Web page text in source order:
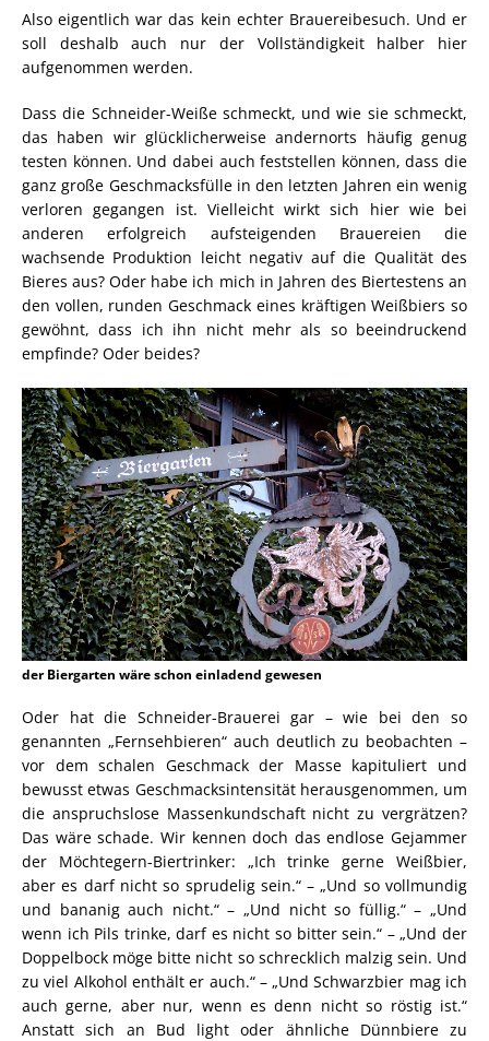
Also eigentlich war das kein echter Brauereibesuch. Und er
soll deshalb auch nur der Vollständigkeit halber hier
aufgenommen werden.
Dass die Schneider-Weiße schmeckt, und wie sie schmeckt,
das haben wir glücklicherweise andernorts häufig genug
testen können. Und dabei auch feststellen können, dass die
ganz große Geschmacksfülle in den letzten Jahren ein wenig
verloren gegangen ist. Vielleicht wirkt sich hier wie bei
anderen erfolgreich aufsteigenden Brauereien die
wachsende Produktion leicht negativ auf die Qualität des
Bieres aus? Oder habe ich mich in Jahren des Biertestens an
den vollen, runden Geschmack eines kräftigen Weißbiers so
gewöhnt, dass ich ihn nicht mehr als so beeindruckend
empfinde? Oder beides?
der Biergarten wäre schon einladend gewesen
Oder hat die Schneider-Brauerei gar – wie bei den so
genannten „Fernsehbieren“ auch deutlich zu beobachten –
vor dem schalen Geschmack der Masse kapituliert und
bewusst etwas Geschmacksintensität herausgenommen, um
die anspruchslose Massenkundschaft nicht zu vergrätzen?
Das wäre schade. Wir kennen doch das endlose Gejammer
der Möchtegern-Biertrinker: „Ich trinke gerne Weißbier,
aber es darf nicht so sprudelig sein.“ – „Und so vollmundig
und bananig auch nicht.“ – „Und nicht so füllig.“ – „Und
wenn ich Pils trinke, darf es nicht so bitter sein.“ – „Und der
Doppelbock möge bitte nicht so schrecklich malzig sein. Und
zu viel Alkohol enthält er auch.“ – „Und Schwarzbier mag ich
auch gerne, aber nur, wenn es denn nicht so röstig ist.“
Anstatt sich an Bud light oder ähnliche Dünnbiere zu